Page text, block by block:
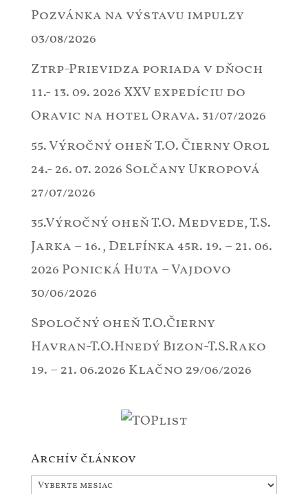
Pozvánka na výstavu impulzy
03/08/2026
Ztrp-Prievidza poriada v dňoch
11.- 13. 09. 2026 XXV expedíciu do
Oravic na hotel Orava. 31/07/2026
55. Výročný oheň T.O. Čierny Orol
24.- 26. 07. 2026 Solčany Ukropová
27/07/2026
35.Výročný oheň T.O. Medvede, T.S.
Jarka – 16., Delfínka 45r. 19. – 21. 06.
2026 Ponická Huta – Vajdovo
30/06/2026
Spoločný oheň T.O.Čierny
Havran-T.O.Hnedý Bizon-T.S.Rako
19. – 21. 06.2026 Klačno 29/06/2026
Archív článkov
Archív